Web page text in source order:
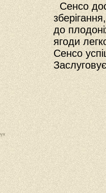
Сенсо
до
ягоди
Сенсо